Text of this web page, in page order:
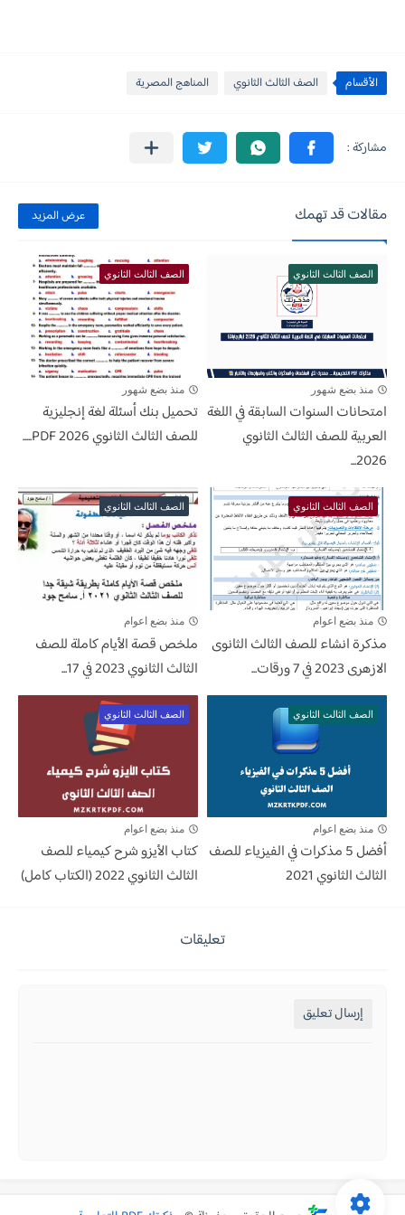
الأقسام الصف الثالث الثانوي المناهج المصرية
مقالات قد تهمك عرض المزيد
الصف الثالث الثانوي
منذ بضع شهور
امتحانات السنوات السابقة في اللغة
العربية للصف الثالث الثانوي
2026...
الصف الثالث الثانوي
منذ بضع شهور
تحميل بنك أسئلة لغة إنجليزية
للصف الثالث الثانوي 2026 PDF.....
الصف الثالث الثانوي
منذ بضع اعوام
مذكرة انشاء للصف الثالث الثانوى
الازهرى 2023 في 7 ورقات...
الصف الثالث الثانوي
منذ بضع اعوام
ملخص قصة الأيام كاملة للصف
الثالث الثانوي 2023 في 17...
الصف الثالث الثانوي
منذ بضع اعوام
أفضل 5 مذكرات في الفيزياء للصف
الثالث الثانوي 2021
الصف الثالث الثانوي
منذ بضع اعوام
كتاب الأيزو شرح كيمياء للصف
الثالث الثانوي 2022 (الكتاب كامل)
تعليقات
إرسال تعليق